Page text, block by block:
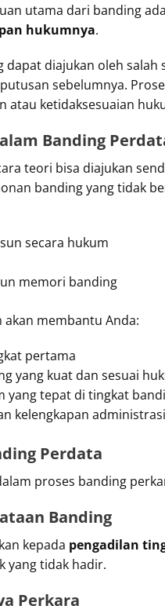
utama dari banding
hukumnya.
diajukan oleh
sebelumnya.
atau ketidaksesuaian
Banding
teori bisa diajukan
banding yang tidak
secara hukum
memori banding
akan membantu Anda:
pertama
yang kuat dan sesuai
yang tepat di tingkat
kelengkapan administrasi
Perdata
proses banding
Banding
kepada pengadilan
yang tidak hadir.
Perkara